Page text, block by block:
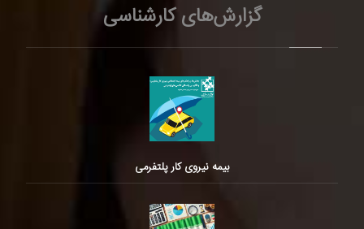
گزارش‌های کارشناسی
بیمه نیروی کار پلتفرمی